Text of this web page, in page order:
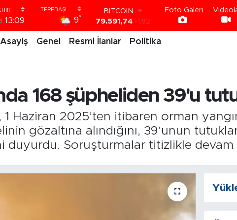
13:09 9°
79.591,74
-1.82
DOLAR
45,43620 0.02
EURO
6862,09000 0.19
BİST100
14.598,00 0
Foto Galeri
Asayiş Genel Resmi İlanlar Politika
168 şüpheliden 39'u
1 Haziran 2025’ten itibaren orman
gözaltına alındığını, 39’unun
duyurdu. Soruşturmalar titizlikle devam